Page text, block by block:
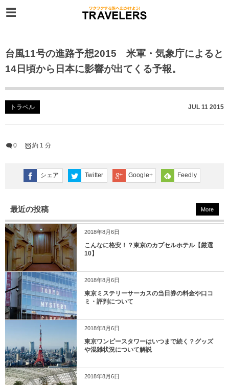
台風11号の進路予想2015 米軍・気象庁によると
14日頃から日本に影響が出てくる予報。
トラベル JUL 11 2015
0 約 1 分
シェア Twitter Google+ Feedly
最近の投稿
2018年8月6日
こんなに格安！？東京のカプセルホテル【厳選
10】
2018年8月6日
東京ミステリーサーカスの当日券の料金や口コ
ミ・評判について
2018年8月6日
東京ワンピースタワーはいつまで続く？グッズ
や混雑状況について解説
2018年8月6日
More